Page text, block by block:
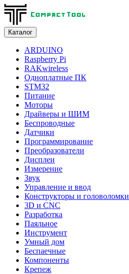
Каталог
ARDUINO
Raspberry Pi
RAKwireless
Одноплатные ПК
STM32
Питание
Моторы
Драйверы и ШИМ
Беспроводные
Датчики
Программирование
Преобразователи
Дисплеи
Измерение
Звук
Управление и ввод
Конструкторы и головоломки
3D и CNC
Разработка
Паяльное
Инструмент
Умный дом
Беспаечные
Компоненты
Крепеж